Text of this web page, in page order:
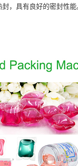
，具有良好的密封性能